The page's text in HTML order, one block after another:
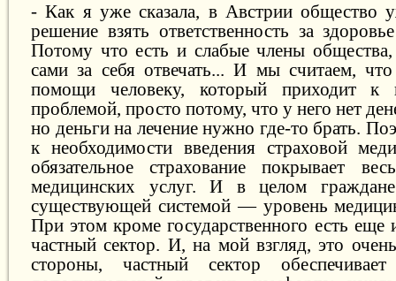
- Как я уже сказала, в Австрии общество
решение взять ответственность за
Потому что есть и слабые члены
сами за себя отвечать... И мы считаем, что
помощи человеку, который приходит к
проблемой, просто потому, что у него нет
но деньги на лечение нужно где-то брать.
к необходимости введения страховой
обязательное страхование покрывает
медицинских услуг. И в целом
существующей системой — уровень
При этом кроме государственного есть еще
частный сектор. И, на мой взгляд, это
стороны, частный сектор